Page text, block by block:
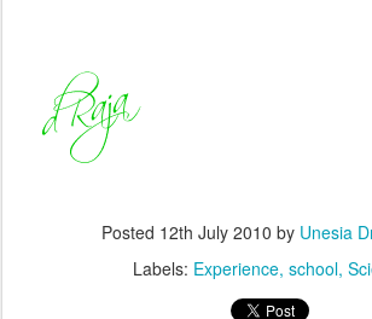
Posted 12th July 2010 by Unesia
Labels: Experience school